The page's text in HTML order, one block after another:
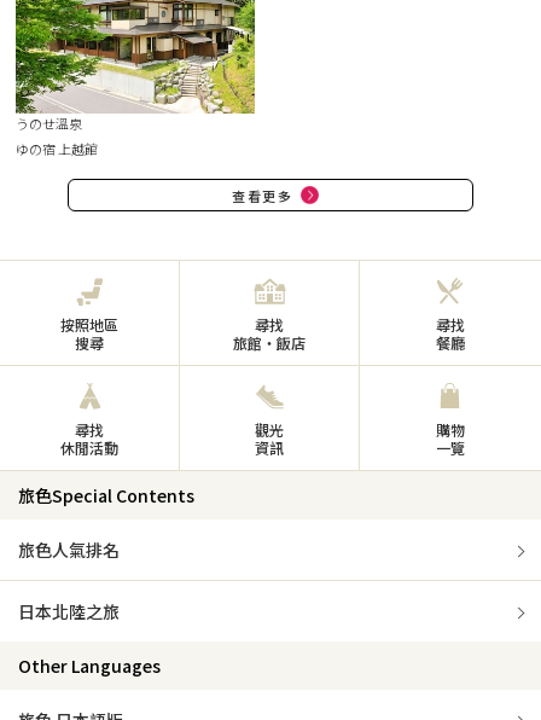
うのせ溫泉
ゆの宿 上越館
查看更多
按照地區
搜尋
尋找
旅館・飯店
尋找
餐廳
尋找
休閒活動
觀光
資訊
購物
一覽
旅色Special Contents
旅色人氣排名
日本北陸之旅
Other Languages